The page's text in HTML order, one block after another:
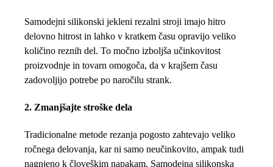
Samodejni silikonski jekleni rezalni stroji imajo hitro
delovno hitrost in lahko v kratkem času opravijo veliko
količino reznih del. To močno izboljša učinkovitost
proizvodnje in tovarn omogoča, da v krajšem času
zadovoljijo potrebe po naročilu strank.
2. Zmanjšajte stroške dela
Tradicionalne metode rezanja pogosto zahtevajo veliko
ročnega delovanja, kar ni samo neučinkovito, ampak tudi
nagnjeno k človeškim napakam. Samodejna silikonska